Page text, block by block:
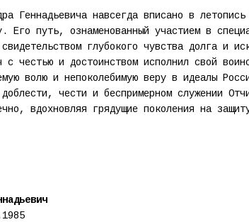
Геннадьевича навсегда вписано в
Его путь, ознаменованный участием в
глубокого чувства долга и
с честью и достоинством исполнил свой
волю и непоколебимую веру в идеалы
чести и беспримерном служении
вдохновляя грядущие поколения на